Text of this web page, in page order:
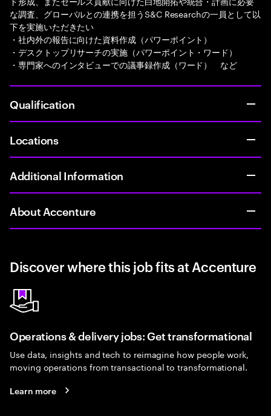
な調査、グローバルとの連携を担うS&C Researchの一員として以
下を実施いただきたい
・社内外の報告に向けた資料作成（パワーポイント）
・デスクトップリサーチの実施（パワーポイント・ワード）
・専門家へのインタビューでの議事録作成（ワード） など
Qualification
Locations
Additional Information
About Accenture
Discover where this job fits at Accenture
Operations & delivery jobs: Get transformational
Use data, insights and tech to reimagine how people work,
moving operations from transactional to transformational.
Learn more